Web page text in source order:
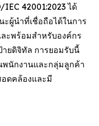
42001:2023 ได้
ะผู้นำที่เชื่อถือได้ในการ
ะพร้อมสำหรับองค์กร
ยดิจิทัล การยอมรับนี้
พนักงานและกลุ่มลูกค้า
ดคล้องและมี